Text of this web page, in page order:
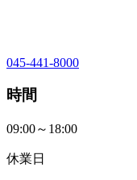
045-441-8000
時間
09:00～18:00
休業日